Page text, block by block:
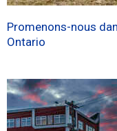
Promenons-nous
Ontario